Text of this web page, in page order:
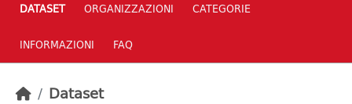
DATASET ORGANIZZAZIONI CATEGORIE
INFORMAZIONI FAQ
Dataset